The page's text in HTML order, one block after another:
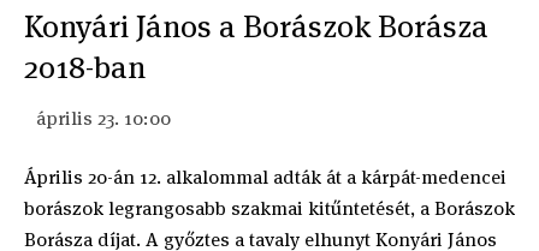
Konyári János a Borászok Borásza
2018-ban
április 23. 10:00
Április 20-án 12. alkalommal adták át a kárpát-medencei
borászok legrangosabb szakmai kitűntetését, a Borászok
Borásza díjat. A győztes a tavaly elhunyt Konyári János